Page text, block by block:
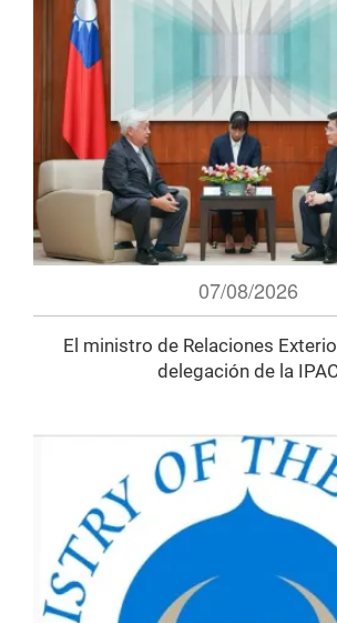
07/08/2026
El ministro de Relaciones
delegación de la